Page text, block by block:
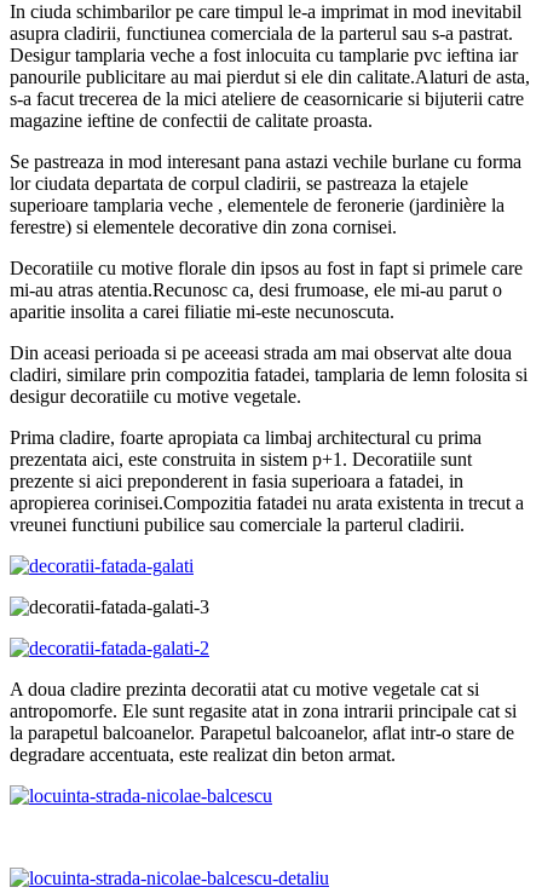
In ciuda schimbarilor pe care timpul le-a imprimat in mod inevitabil
asupra cladirii, functiunea comerciala de la parterul sau s-a pastrat.
Desigur tamplaria veche a fost inlocuita cu tamplarie pvc ieftina iar
panourile publicitare au mai pierdut si ele din calitate.Alaturi de asta,
s-a facut trecerea de la mici ateliere de ceasornicarie si bijuterii catre
magazine ieftine de confectii de calitate proasta.
Se pastreaza in mod interesant pana astazi vechile burlane cu forma
lor ciudata departata de corpul cladirii, se pastreaza la etajele
superioare tamplaria veche , elementele de feronerie (jardinière la
ferestre) si elementele decorative din zona cornisei.
Decoratiile cu motive florale din ipsos au fost in fapt si primele care
mi-au atras atentia.Recunosc ca, desi frumoase, ele mi-au parut o
aparitie insolita a carei filiatie mi-este necunoscuta.
Din aceasi perioada si pe aceeasi strada am mai observat alte doua
cladiri, similare prin compozitia fatadei, tamplaria de lemn folosita si
desigur decoratiile cu motive vegetale.
Prima cladire, foarte apropiata ca limbaj architectural cu prima
prezentata aici, este construita in sistem p+1. Decoratiile sunt
prezente si aici preponderent in fasia superioara a fatadei, in
apropierea corinisei.Compozitia fatadei nu arata existenta in trecut a
vreunei functiuni pubilice sau comerciale la parterul cladirii.
A doua cladire prezinta decoratii atat cu motive vegetale cat si
antropomorfe. Ele sunt regasite atat in zona intrarii principale cat si
la parapetul balcoanelor. Parapetul balcoanelor, aflat intr-o stare de
degradare accentuata, este realizat din beton armat.